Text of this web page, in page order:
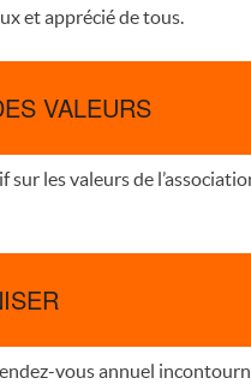
et apprécié de tous.
VALEURS
sur les valeurs de
vous annuel